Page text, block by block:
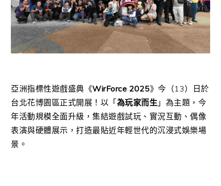
亞洲指標性遊戲盛典《WirForce 2025》今（13）日於
台北花博園區正式開展！以「為玩家而生 」為主題，今
年活動規模全面升級，集結遊戲試玩、實況互動、偶像
表演與硬體展示，打造最貼近年輕世代的沉浸式娛樂場
景。